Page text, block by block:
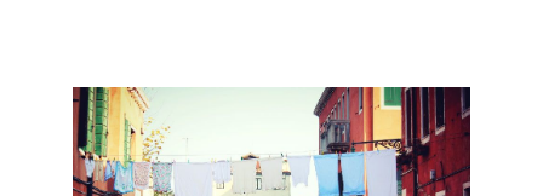
Navigation
About DCS